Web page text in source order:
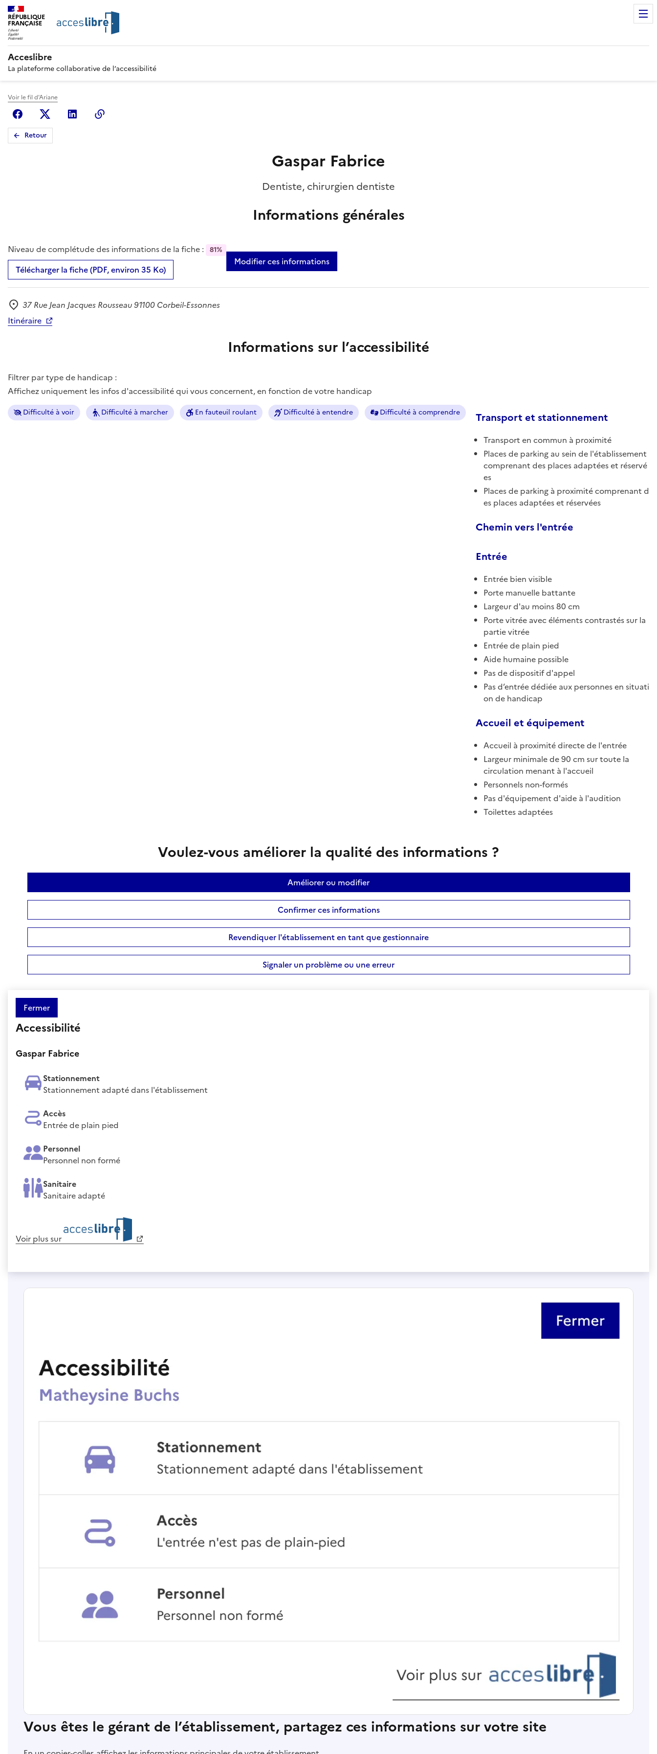
RÉPUBLIQUE
FRANÇAISE
Acceslibre
La plateforme collaborative de l’accessibilité
Voir le fil d'Ariane
FacebookX (anciennement Twitter)
Linkedin
Retour
Gaspar Fabrice
Dentiste, chirurgien dentiste
Informations générales
Niveau de complétude des informations de la fiche : 81%
Télécharger la fiche (PDF, environ 35 Ko)
Modifier ces informations
Adresse
37 Rue Jean Jacques Rousseau 91100 Corbeil-Essonnes
Itinéraire
Informations sur l’accessibilité
Filtrer par type de handicap :
Affichez uniquement les infos d'accessibilité qui vous concernent, en fonction de votre handicap
Difficulté à voir Difficulté à marcher En fauteuil roulant Difficulté à entendre Difficulté à comprendre Transport et stationnement
Transport en commun à proximité
Places de parking au sein de l'établissement
comprenant des places adaptées et réservé
es
Places de parking à proximité comprenant d
es places adaptées et réservées
Chemin vers l'entrée
Entrée
Entrée bien visible
Porte manuelle battante
Largeur d'au moins 80 cm
Porte vitrée avec éléments contrastés sur la
partie vitrée
Entrée de plain pied
Aide humaine possible
Pas de dispositif d'appel
Pas d’entrée dédiée aux personnes en situati
on de handicap
Accueil et équipement
Accueil à proximité directe de l'entrée
Largeur minimale de 90 cm sur toute la
circulation menant à l'accueil
Personnels non-formés
Pas d'équipement d'aide à l'audition
Toilettes adaptées
Voulez-vous améliorer la qualité des informations ?
Améliorer ou modifier
Confirmer ces informations
Revendiquer l'établissement en tant que gestionnaire
Signaler un problème ou une erreur
Fermer
Accessibilité
Gaspar Fabrice
Stationnement
Stationnement adapté dans l'établissement
Accès
Entrée de plain pied
Personnel
Personnel non formé
Sanitaire
Sanitaire adapté
Voir plus sur
Vous êtes le gérant de l’établissement, partagez ces informations sur votre site